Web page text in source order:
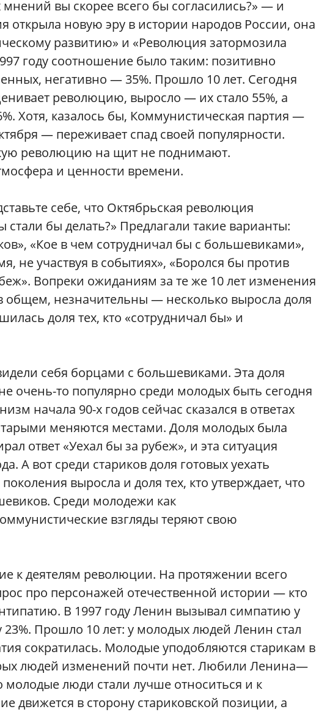
вы скорее всего бы согласились?» — и
открыла новую эру в истории народов России, она
развитию» и «Революция затормозила
году соотношение было таким: позитивно
негативно — 35%. Прошло 10 лет. Сегодня
революцию, выросло — их стало 55%, а
Хотя, казалось бы, Коммунистическая партия —
— переживает спад своей популярности.
революцию на щит не поднимают.
и ценности времени.
себе, что Октябрьская революция
бы делать?» Предлагали такие варианты:
«Кое в чем сотрудничал бы с большевиками»,
не участвуя в событиях», «Боролся бы против
Вопреки ожиданиям за те же 10 лет изменения
общем, незначительны — несколько выросла доля
доля тех, кто «сотрудничал бы» и
себя борцами с большевиками. Эта доля
очень-то популярно среди молодых быть сегодня
начала 90-х годов сейчас сказался в ответах
меняются местами. Доля молодых была
ответ «Уехал бы за рубеж», и эта ситуация
А вот среди стариков доля готовых уехать
выросла и доля тех, кто утверждает, что
Среди молодежи как
взгляды теряют свою
к деятелям революции. На протяжении всего
про персонажей отечественной истории — кто
В 1997 году Ленин вызывал симпатию у
Прошло 10 лет: у молодых людей Ленин стал
сократилась. Молодые уподобляются старикам в
людей изменений почти нет. Любили Ленина—
люди стали лучше относиться и к
движется в сторону стариковской позиции, а